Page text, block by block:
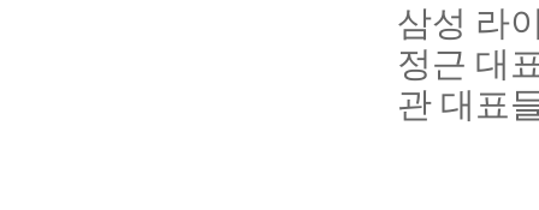
삼성 라
정근 대
관 대표